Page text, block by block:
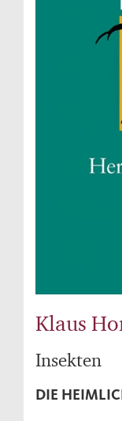
Klaus
Insekten
DIE